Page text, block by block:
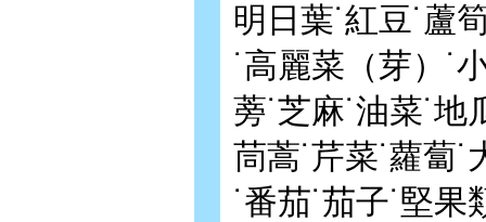
明日葉˙紅豆˙蘆
˙高麗菜（芽）˙
蒡˙芝麻˙油菜˙地
茼蒿˙芹菜˙蘿蔔˙
˙番茄˙茄子˙堅果